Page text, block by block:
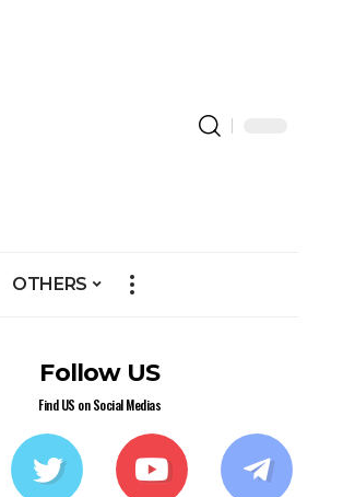
OTHERS
Follow US
Find US on Social Medias